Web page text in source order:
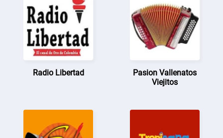
Radio Libertad
Pasion Vallenatos
Viejitos